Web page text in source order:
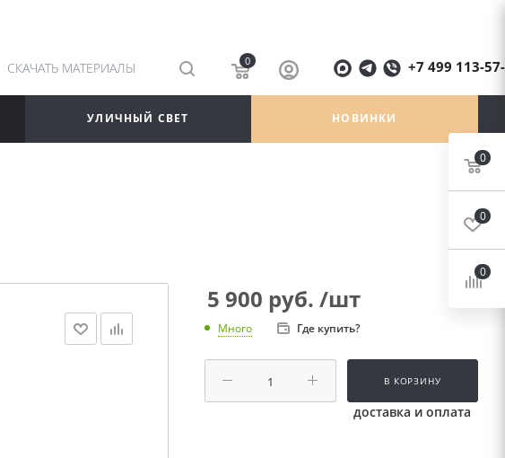
СКАЧАТЬ МАТЕРИАЛЫ 0 +7 499 113-
УЛИЧНЫЙ СВЕТ НОВИНКИ
5 900 руб. /шт
Много Где купить?
В КОРЗИНУ
доставка и оплата
0
0
0